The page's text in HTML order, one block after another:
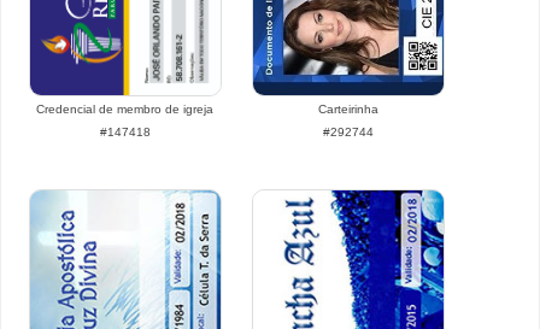
Credencial de membro de igreja
#147418
Carteirinha
#292744